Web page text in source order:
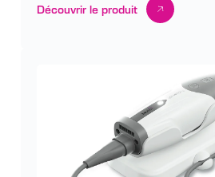
Découvrir le produit